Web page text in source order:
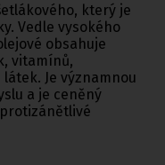
který je
Vedle vysokého
obsahuje
vitamínů,
Je významnou
a je ceněný